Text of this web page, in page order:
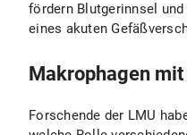
fördern Blutgerinnsel
eines akuten
Makrophagen
Forschende der LMU